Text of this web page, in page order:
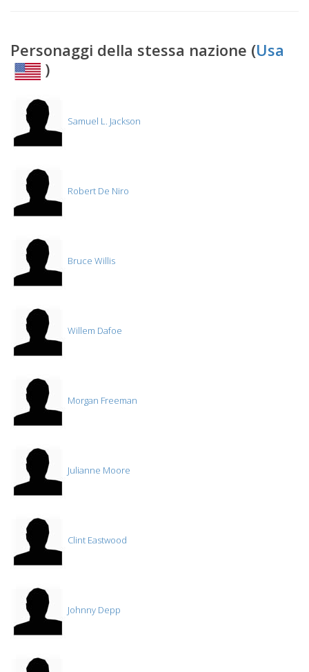
Personaggi della stessa nazione (Usa
)
Samuel L. Jackson
Robert De Niro
Bruce Willis
Willem Dafoe
Morgan Freeman
Julianne Moore
Clint Eastwood
Johnny Depp